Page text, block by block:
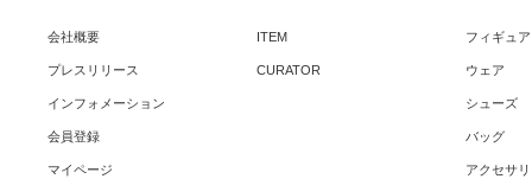
会社概要
プレスリリース
インフォメーション
会員登録
マイページ
ITEM
CURATOR
フィギュ
ウェア
シューズ
バッグ
アクセサ